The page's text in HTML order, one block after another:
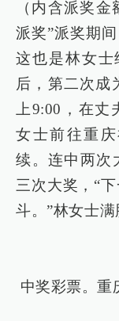
（内含派奖
派奖”派奖期
这也是林女士
后，第二次成
上9:00，在
女士前往重
续。连中两次
三次大奖，“
斗。”林女士满
中奖彩票。重